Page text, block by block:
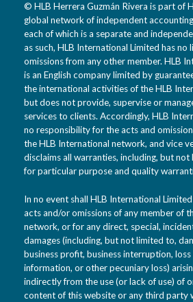
© HLB Herrera Guzmán Rivera is part of
global network of independent
each of which is a separate and
as such, HLB International Limited has no
omissions from any other member. HLB
is an English company limited by
the international activities of the HLB
but does not provide, supervise or
services to clients. Accordingly, HLB
no responsibility for the acts and
the HLB International network, and vice
disclaims all warranties, including, but
for particular purpose and quality
In no event shall HLB International
acts and/or omissions of any member of
network, or for any direct, special,
damages (including, but not limited to,
business profit, business interruption, loss
information, or other pecuniary loss)
indirectly from the use (or lack of use) of
content of this website or any third party